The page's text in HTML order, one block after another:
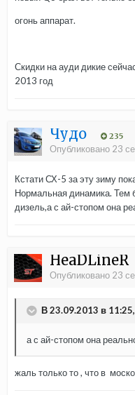
огонь аппарат.
Скидки на ауди дикие
2013 год
Чудо 235
Опубликовано 23
Кстати СХ-5 за эту зиму
Нормальная динамика. Тем
дизель,а с ай-стопом она
HeaDLineR
Опубликовано 23
В 23.09.2013 в
а с ай-стопом она
жаль только то , что в